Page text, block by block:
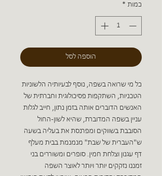
כמות *
הוספה לסל
כל מי שרואה בשפה, נוסף לבעיותיה הלשוניות
הטכניות, השתקפות פסיכולוגית וחברתית של
האנשים הדוברים אותה בזמן נתון, חייב לגלות
עניין בשפה המדוברת, שהיא לשון-החול
הסובבת בשווקים ומפרנסת את בעליה בשעה
ש"העברית של שבת" מנמנמת בבית מעלף
דף עגנון וצלחת חמין. סופרים ומשוררים בני
זמננו נזקקים יותר ויותר לאוצר השפה